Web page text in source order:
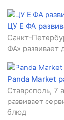
ЦУ Е ФА
Санкт-
ФА» развивает
Panda Market
Ставрополь, 7
развивает
блюд